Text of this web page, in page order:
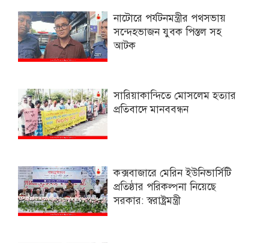
নাটোরে পর্যটনমন্ত্রীর পথসভায়
সন্দেহভাজন যুবক পিস্তল সহ
আটক
সারিয়াকান্দিতে মোসলেম হত্যার
প্রতিবাদে মানববন্ধন
কক্সবাজারে মেরিন ইউনিভার্সিটি
প্রতিষ্ঠার পরিকল্পনা নিয়েছে
সরকার: স্বরাষ্ট্রমন্ত্রী